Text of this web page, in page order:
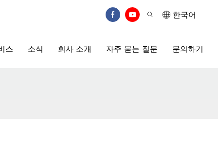
한국어
스 소식 회사 소개 자주 묻는 질문 문의하기